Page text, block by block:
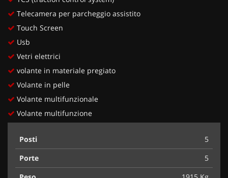
Telecamera per parcheggio assistito
Touch Screen
Usb
Vetri elettrici
volante in materiale pregiato
Volante in pelle
Volante multifunzionale
Volante multifunzione
Posti
5
Porte
5